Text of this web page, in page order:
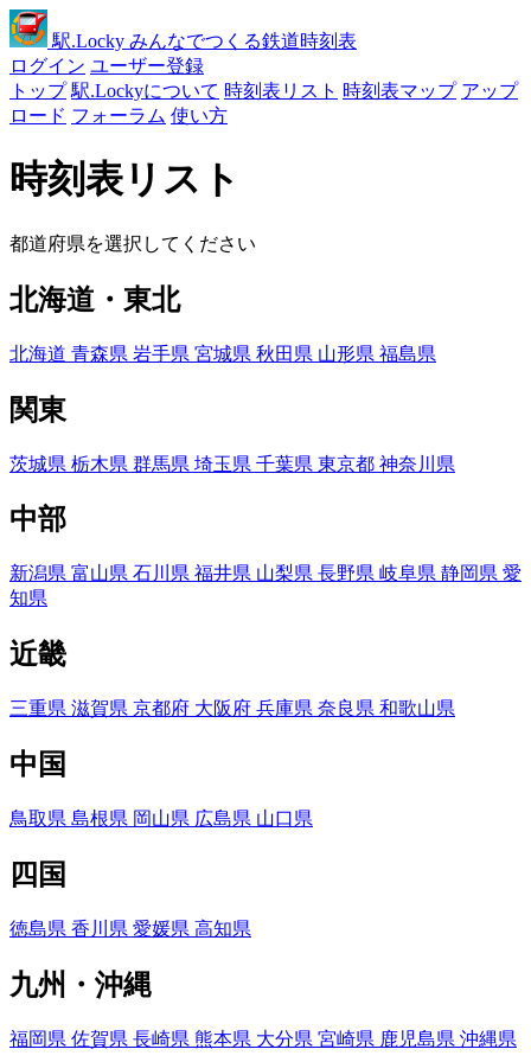
駅.Locky みんなでつくる鉄道時刻表
ログイン ユーザー登録
トップ 駅.Lockyについて 時刻表リスト 時刻表マップ アップ
ロード フォーラム 使い方
時刻表リスト
都道府県を選択してください
北海道・東北
北海道 青森県 岩手県 宮城県 秋田県 山形県 福島県
関東
茨城県 栃木県 群馬県 埼玉県 千葉県 東京都 神奈川県
中部
新潟県 富山県 石川県 福井県 山梨県 長野県 岐阜県 静岡県 愛
知県
近畿
三重県 滋賀県 京都府 大阪府 兵庫県 奈良県 和歌山県
中国
鳥取県 島根県 岡山県 広島県 山口県
四国
徳島県 香川県 愛媛県 高知県
九州・沖縄
福岡県 佐賀県 長崎県 熊本県 大分県 宮崎県 鹿児島県 沖縄県